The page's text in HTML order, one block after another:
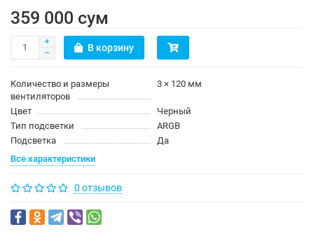
359 000 сум
В корзину
Количество и размеры
вентиляторов
3 × 120 мм
Цвет
Черный
Тип подсветки
ARGB
Подсветка
Да
Все характеристики
0 отзывов